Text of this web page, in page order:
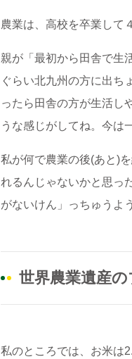
農業は、高校を卒業して
親が「最初から田舎で生
ぐらい北九州の方に出ち
ったら田舎の方が生活し
うな感じがしてね。今は
私が何で農業の後(あと)
れるんじゃないかと思っ
がないけん」っちゅうよ
世界農業遺産
私のところでは、お米は